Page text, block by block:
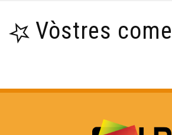
Lo vilatge escultat de Masgòt -
Lo sosterran de la regla - Los
Vòstres